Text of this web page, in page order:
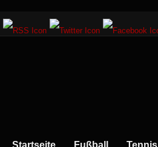
Startseite Fußball Tennis